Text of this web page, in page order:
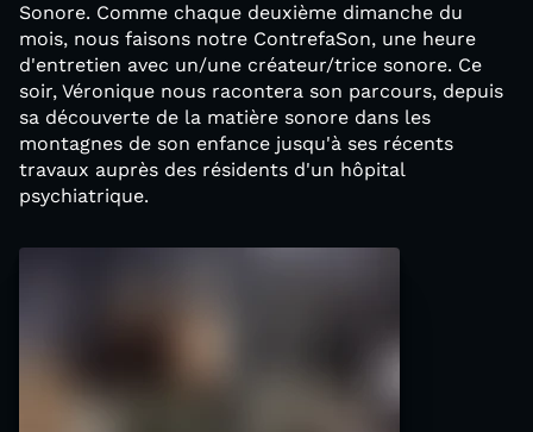
Sonore. Comme chaque deuxième dimanche du
mois, nous faisons notre ContrefaSon, une heure
d'entretien avec un/une créateur/trice sonore. Ce
soir, Véronique nous racontera son parcours, depuis
sa découverte de la matière sonore dans les
montagnes de son enfance jusqu'à ses récents
travaux auprès des résidents d'un hôpital
psychiatrique.